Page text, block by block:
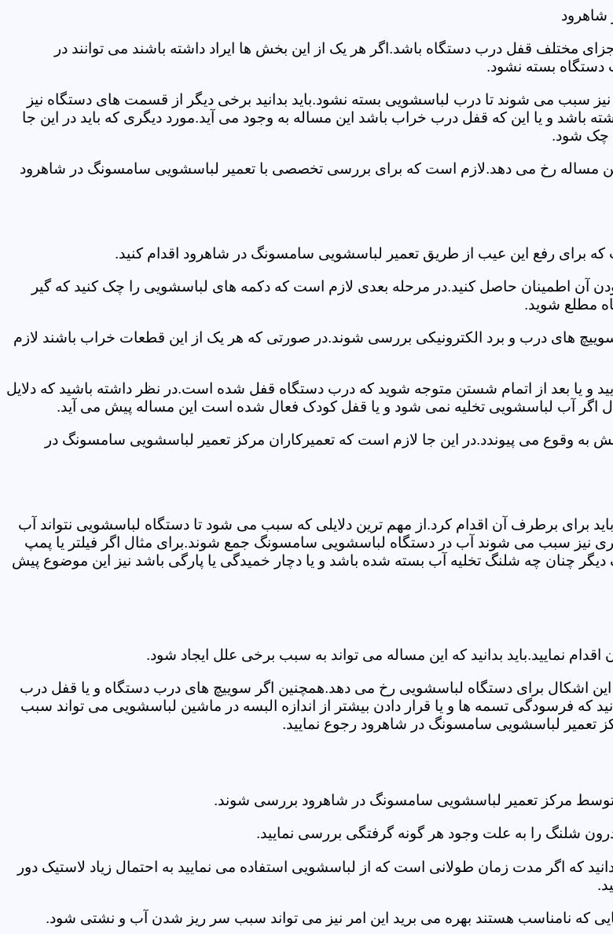
مختلف قفل درب دستگاه باشد.اگر هر یک از این بخش ها ایراد داشته باشند می توانند در
دستگاه بسته نشود.
سبب می شوند تا درب لباسشویی بسته نشود.باید بدانید برخی دیگر از قسمت های دستگاه نیز
باشد و یا این که قفل درب خراب باشد این مساله به وجود می آید.مورد دیگری که باید در این جا
چک شود.
مساله رخ می دهد.لازم است که برای بررسی تخصصی با تعمیر لباسشویی سامسونگ در شاهرود
برای رفع این عیب از طریق تعمیر لباسشویی سامسونگ در شاهرود اقدام کنید.
آن اطمینان حاصل کنید.در مرحله بعدی لازم است که دکمه های لباسشویی را چک کنید که گیر
مطلع شوید.
های درب و برد الکترونیکی بررسی شوند.در صورتی که هر یک از این قطعات خراب باشند لازم
و یا بعد از اتمام شستن متوجه شوید که درب دستگاه قفل شده است.در نظر داشته باشید که دلایل
اگر آب لباسشویی تخلیه نمی شود و یا قفل کودک فعال شده است این مساله پیش می آید.
وقوع می پیوندد.در این جا لازم است که تعمیرکاران مرکز تعمیر لباسشویی سامسونگ در
برای برطرف آن اقدام کرد.از مهم ترین دلایلی که سبب می شود تا دستگاه لباسشویی نتواند آب
نیز سبب می شوند آب در دستگاه لباسشویی سامسونگ جمع شوند.برای مثال اگر فیلتر یا پمپ
چنان چه شلنگ تخلیه آب بسته شده باشد و یا دچار خمیدگی یا پارگی باشد نیز این موضوع پیش
نمایید.باید بدانید که این مساله می تواند به سبب برخی علل ایجاد شود.
اشکال برای دستگاه لباسشویی رخ می دهد.همچنین اگر سوییچ های درب دستگاه و یا قفل درب
فرسودگی تسمه ها و یا قرار دادن بیشتر از اندازه البسه در ماشین لباسشویی می تواند سبب
تعمیر لباسشویی سامسونگ در شاهرود رجوع نمایید.
توسط مرکز تعمیر لباسشویی سامسونگ در شاهرود بررسی شوند.
شلنگ را به علت وجود هر گونه گرفتگی بررسی نمایید.
که اگر مدت زمان طولانی است که از لباسشویی استفاده می نمایید به احتمال زیاد لاستیک دور
که نامناسب هستند بهره می برید این امر نیز می تواند سبب سر ریز شدن آب و نشتی شود.